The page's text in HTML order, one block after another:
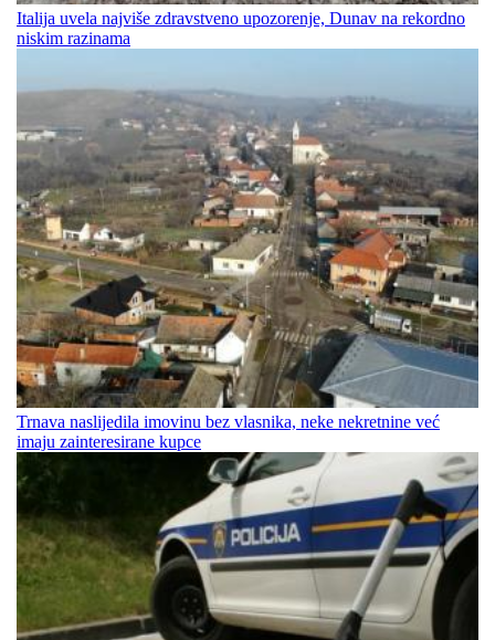
Italija uvela najviše zdravstveno upozorenje, Dunav na rekordno
niskim razinama
Trnava naslijedila imovinu bez vlasnika, neke nekretnine već
imaju zainteresirane kupce